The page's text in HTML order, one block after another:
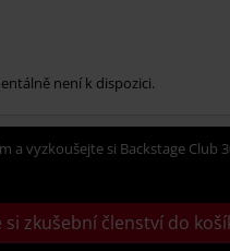
není k dispozici.
a vyzkoušejte si Backstage Club
si zkušební členství do